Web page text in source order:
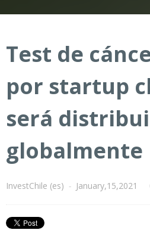
Test de
por startup
será
globalmente
InvestChile (es) - January,15,2021